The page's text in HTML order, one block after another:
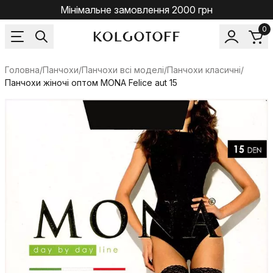
Мінімальне замовлення 2000 грн
0
Головна/Панчохи/Панчохи всі моделі/Панчохи класичні/
Панчохи жіночі оптом MONA Felice aut 15